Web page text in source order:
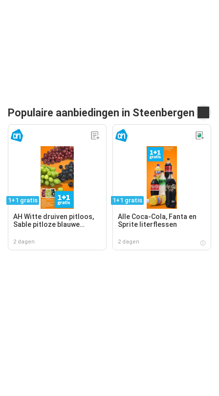
Populaire aanbiedingen in Steenbergen
1+1 gratis
AH Witte druiven pitloos,
Sable pitloze blauwe
pitloze rode druiven
2 dagen
1+1 gratis
Alle Coca-Cola, Fanta en
Sprite literflessen
2 dagen